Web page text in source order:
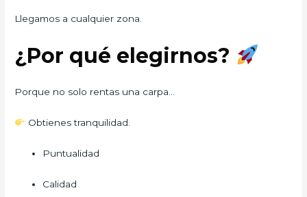
Llegamos a cualquier zona.
¿Por qué elegirnos?
Porque no solo rentas una carpa…
Obtienes tranquilidad.
Puntualidad
Calidad